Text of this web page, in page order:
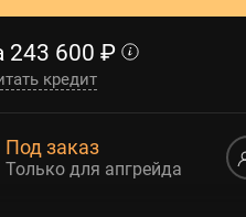
243 600 ₽
кредит
Под заказ
Только для апгрейда